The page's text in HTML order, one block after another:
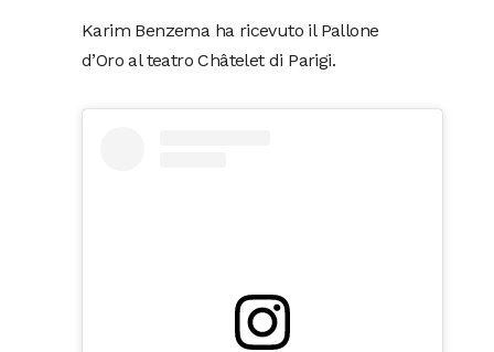
Karim Benzema ha ricevuto il Pallone
d’Oro al teatro Châtelet di Parigi.